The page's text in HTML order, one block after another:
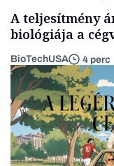
A teljesítmény
biológiája a
BioTechUSA 4 perc